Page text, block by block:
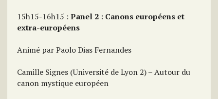
15h15-16h15 : Panel 2 : Canons européens et
extra-européens
Animé par Paolo Dias Fernandes
Camille Signes (Université de Lyon 2) – Autour du
canon mystique européen